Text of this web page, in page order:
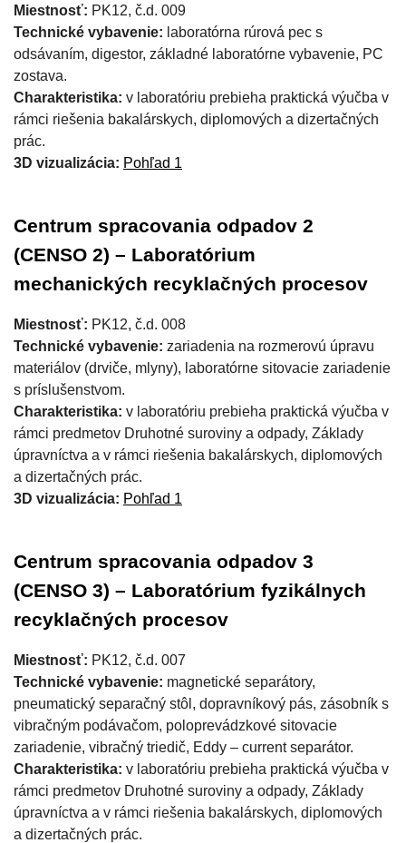
Miestnosť: PK12, č.d. 009
Technické vybavenie: laboratórna rúrová pec s
odsávaním, digestor, základné laboratórne vybavenie, PC
zostava.
Charakteristika: v laboratóriu prebieha praktická výučba v
rámci riešenia bakalárskych, diplomových a dizertačných
prác.
3D vizualizácia: Pohľad 1
Centrum spracovania odpadov 2
(CENSO 2) – Laboratórium
mechanických recyklačných procesov
Miestnosť: PK12, č.d. 008
Technické vybavenie: zariadenia na rozmerovú úpravu
materiálov (drviče, mlyny), laboratórne sitovacie zariadenie
s príslušenstvom.
Charakteristika: v laboratóriu prebieha praktická výučba v
rámci predmetov Druhotné suroviny a odpady, Základy
úpravníctva a v rámci riešenia bakalárskych, diplomových
a dizertačných prác.
3D vizualizácia: Pohľad 1
Centrum spracovania odpadov 3
(CENSO 3) – Laboratórium fyzikálnych
recyklačných procesov
Miestnosť: PK12, č.d. 007
Technické vybavenie: magnetické separátory,
pneumatický separačný stôl, dopravníkový pás, zásobník s
vibračným podávačom, poloprevádzkové sitovacie
zariadenie, vibračný triedič, Eddy – current separátor.
Charakteristika: v laboratóriu prebieha praktická výučba v
rámci predmetov Druhotné suroviny a odpady, Základy
úpravníctva a v rámci riešenia bakalárskych, diplomových
a dizertačných prác.